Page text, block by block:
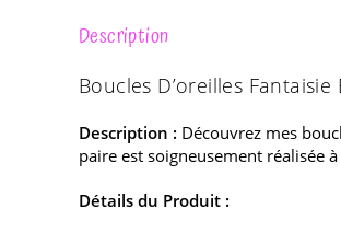
Description
Boucles D’oreilles
Description : Découvrez mes
paire est soigneusement réalisée
Détails du Produit :